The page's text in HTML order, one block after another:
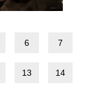
6 7
13 14